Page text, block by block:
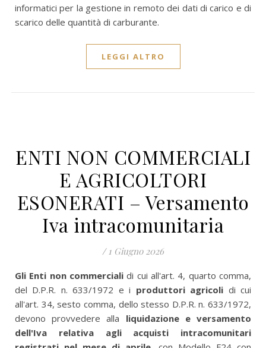
informatici per la gestione in remoto dei dati di carico e di
scarico delle quantità di carburante.
LEGGI ALTRO
ENTI NON COMMERCIALI
E AGRICOLTORI
ESONERATI – Versamento
Iva intracomunitaria
/ 1 Giugno 2026
Gli Enti non commercialidi cui all'art. 4, quarto comma,
del D.P.R. n. 633/1972 e i produttori agricoli di cui
all'art. 34, sesto comma, dello stesso D.P.R. n. 633/1972,
devono provvedere alla liquidazione e versamento
dell'Iva relativa agli acquisti intracomunitari